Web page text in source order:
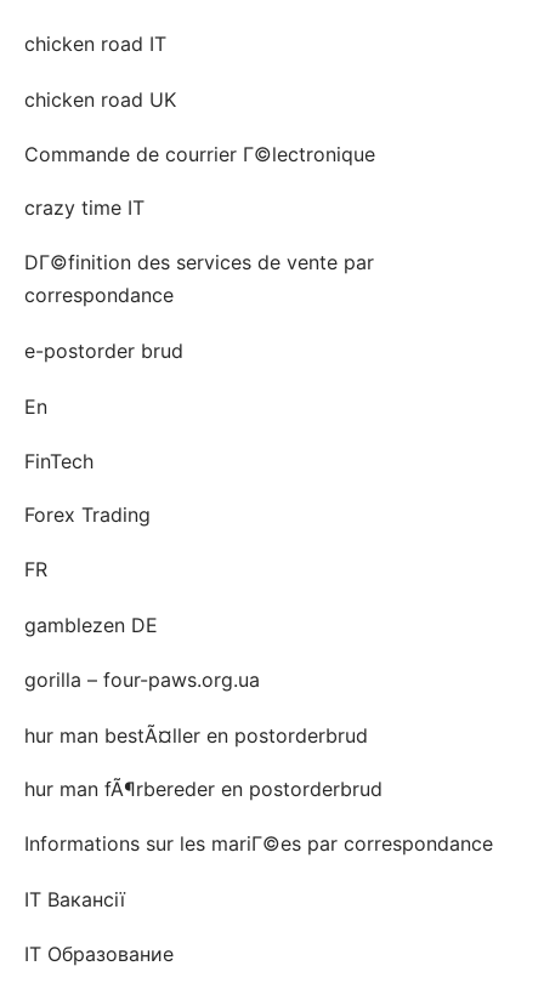
chicken road IT
chicken road UK
Commande de courrier Г©lectronique
crazy time IT
DГ©finition des services de vente par
correspondance
e-postorder brud
En
FinTech
Forex Trading
FR
gamblezen DE
gorilla – four-paws.org.ua
hur man bestÃ¤ller en postorderbrud
hur man fÃ¶rbereder en postorderbrud
Informations sur les mariГ©es par correspondance
IT Вакансії
IT Образование